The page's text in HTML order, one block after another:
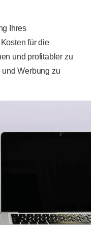
Ihres
für die
und profitabler zu
Werbung zu